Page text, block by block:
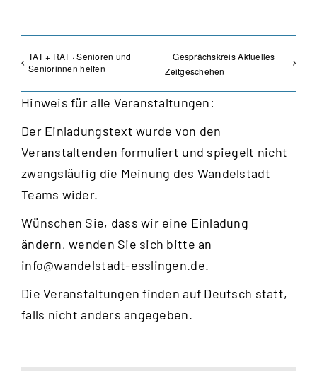
TAT + RAT · Senioren und
Seniorinnen helfen
Gesprächskreis Aktuelles
Zeitgeschehen
Hinweis für alle Veranstaltungen:
Der Einladungstext wurde von den
Veranstaltenden formuliert und spiegelt nicht
zwangsläufig die Meinung des Wandelstadt
Teams wider.
Wünschen Sie, dass wir eine Einladung
ändern, wenden Sie sich bitte an
info@wandelstadt-esslingen.de.
Die Veranstaltungen finden auf Deutsch statt,
falls nicht anders angegeben.